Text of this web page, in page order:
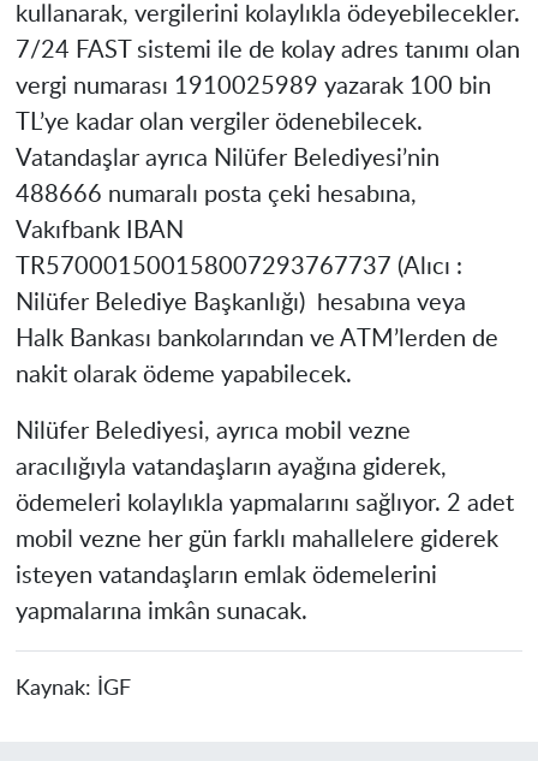
kullanarak, vergilerini kolaylıkla ödeyebilecekler.
7/24 FAST sistemi ile de kolay adres tanımı olan
vergi numarası 1910025989 yazarak 100 bin
TL’ye kadar olan vergiler ödenebilecek.
Vatandaşlar ayrıca Nilüfer Belediyesi’nin
488666 numaralı posta çeki hesabına,
Vakıfbank IBAN
TR570001500158007293767737 (Alıcı :
Nilüfer Belediye Başkanlığı) hesabına veya
Halk Bankası bankolarından ve ATM’lerden de
nakit olarak ödeme yapabilecek.
Nilüfer Belediyesi, ayrıca mobil vezne
aracılığıyla vatandaşların ayağına giderek,
ödemeleri kolaylıkla yapmalarını sağlıyor. 2 adet
mobil vezne her gün farklı mahallelere giderek
isteyen vatandaşların emlak ödemelerini
yapmalarına imkân sunacak.
Kaynak: İGF